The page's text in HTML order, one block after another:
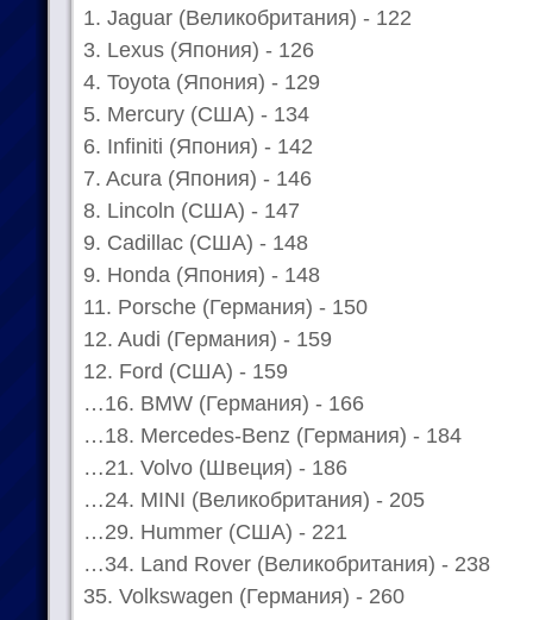
1. Jaguar (Великобритания) - 122
3. Lexus (Япония) - 126
4. Toyota (Япония) - 129
5. Mercury (США) - 134
6. Infiniti (Япония) - 142
7. Acura (Япония) - 146
8. Lincoln (США) - 147
9. Cadillac (США) - 148
9. Honda (Япония) - 148
11. Porsche (Германия) - 150
12. Audi (Германия) - 159
12. Ford (США) - 159
…16. BMW (Германия) - 166
…18. Mercedes-Benz (Германия) - 184
…21. Volvo (Швеция) - 186
…24. MINI (Великобритания) - 205
…29. Hummer (США) - 221
…34. Land Rover (Великобритания) - 238
35. Volkswagen (Германия) - 260